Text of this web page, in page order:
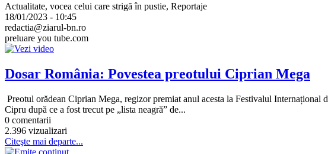
Actualitate, vocea celui care strigă în pustie, Reportaje
18/01/2023 - 10:45
redactia@ziarul-bn.ro
preluare you tube.com
Dosar România: Povestea preotului Ciprian Mega
Preotul orădean Ciprian Mega, regizor premiat anul acesta la Festivalul
Cipru după ce a fost trecut pe „lista neagră” de...
0 comentarii
2.396 vizualizari
Citeşte mai departe...